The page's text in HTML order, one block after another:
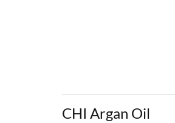
CHI Argan Oil